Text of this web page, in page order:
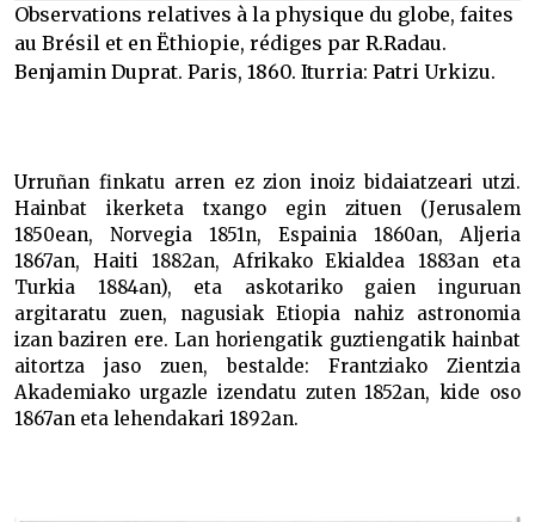
Observations relatives à la physique du globe, faites
au Brésil et en Ëthiopie, rédiges par R.Radau.
Benjamin Duprat. Paris, 1860. Iturria: Patri Urkizu.
Urruñan finkatu arren ez zion inoiz bidaiatzeari utzi.
Hainbat ikerketa txango egin zituen (Jerusalem
1850ean, Norvegia 1851n, Espainia 1860an, Aljeria
1867an, Haiti 1882an, Afrikako Ekialdea 1883an eta
Turkia 1884an), eta askotariko gaien inguruan
argitaratu zuen, nagusiak Etiopia nahiz astronomia
izan baziren ere. Lan horiengatik guztiengatik hainbat
aitortza jaso zuen, bestalde: Frantziako Zientzia
Akademiako urgazle izendatu zuten 1852an, kide oso
1867an eta lehendakari 1892an.